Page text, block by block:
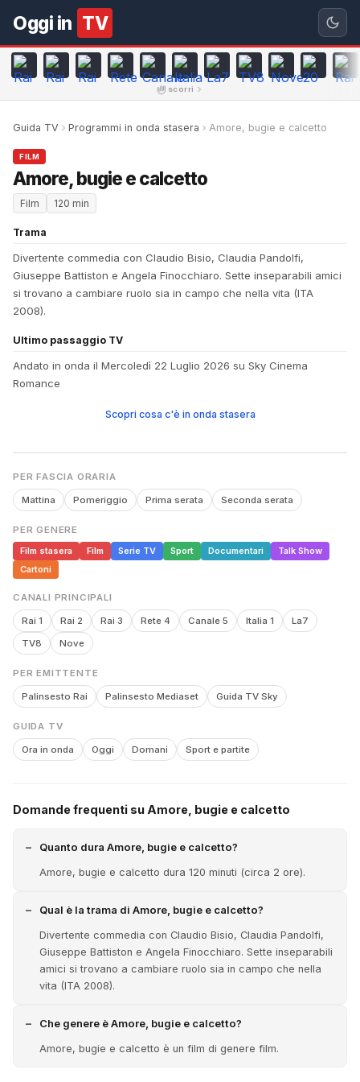
Oggi in TV
scorri
Guida TV Programmi in onda stasera Amore, bugie e calcetto
FILM
Amore, bugie e calcetto
Film 120 min
Trama
Divertente commedia con Claudio Bisio, Claudia Pandolfi,
Giuseppe Battiston e Angela Finocchiaro. Sette inseparabili amici
si trovano a cambiare ruolo sia in campo che nella vita (ITA
2008).
Ultimo passaggio TV
Andato in onda il Mercoledì 22 Luglio 2026 su Sky Cinema
Romance
Scopri cosa c'è in onda stasera
PER FASCIA ORARIA
Mattina Pomeriggio Prima serata Seconda serata
PER GENERE
Film stasera
Film Serie TV Sport Documentari
Talk Show
Cartoni
CANALI PRINCIPALI
Rai 1 Rai 2 Rai 3 Rete 4 Canale 5 Italia 1
La7
TV8
Nove
PER EMITTENTE
Palinsesto Rai Palinsesto Mediaset Guida TV Sky
GUIDA TV
Ora in onda Oggi Domani Sport e partite
Domande frequenti su Amore, bugie e calcetto
Quanto dura Amore, bugie e calcetto?
Amore, bugie e calcetto dura 120 minuti (circa 2 ore).
Qual è la trama di Amore, bugie e calcetto?
Divertente commedia con Claudio Bisio, Claudia Pandolfi,
Giuseppe Battiston e Angela Finocchiaro. Sette inseparabili
amici si trovano a cambiare ruolo sia in campo che nella
vita (ITA 2008).
Che genere è Amore, bugie e calcetto?
Amore, bugie e calcetto è un film di genere film.